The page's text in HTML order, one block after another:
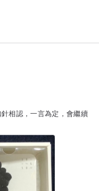
相認，一言為定，會繼續